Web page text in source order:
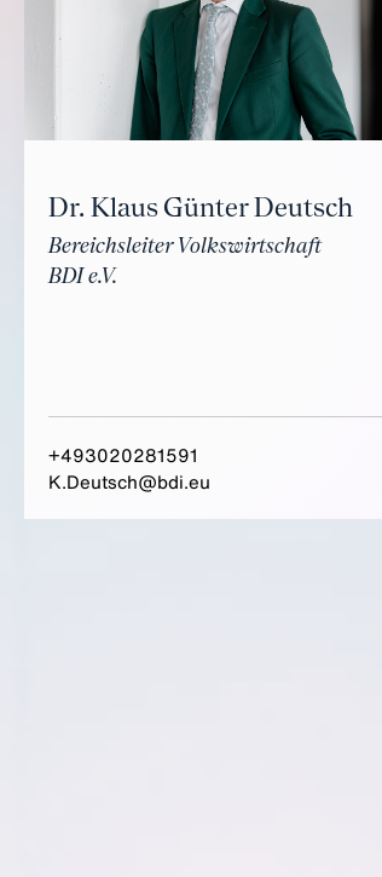
Dr. Klaus Günter Deutsch
Bereichsleiter Volkswirtschaft
BDI e.V.
+493020281591
K.Deutsch@bdi.eu